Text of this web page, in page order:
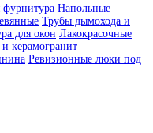
фурнитура Напольные
Трубы дымохода и
для окон Лакокрасочные
керамогранит
Ревизионные люки под